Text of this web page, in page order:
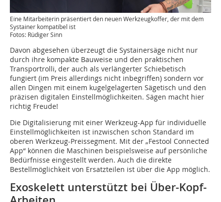
Eine Mitarbeiterin präsentiert den neuen Werkzeugkoffer, der mit dem
Systainer kompatibel ist
Fotos: Rüdiger Sinn
Davon abgesehen überzeugt die Systainersäge nicht nur
durch ihre kompakte Bauweise und den praktischen
Transportrolli, der auch als verlängerter Schiebetisch
fungiert (im Preis allerdings nicht inbegriffen) sondern vor
allen Dingen mit einem kugelgelagerten Sägetisch und den
präzisen digitalen Einstellmöglichkeiten. Sägen macht hier
richtig Freude!
Die Digitalisierung mit einer Werkzeug-App für individuelle
Einstellmöglichkeiten ist inzwischen schon Standard im
oberen Werkzeug-Preissegment. Mit der „Festool Connected
App“ können die Maschinen beispielsweise auf persönliche
Bedürfnisse eingestellt werden. Auch die direkte
Bestellmöglichkeit von Ersatzteilen ist über die App möglich.
Exoskelett unterstützt bei Über-Kopf-